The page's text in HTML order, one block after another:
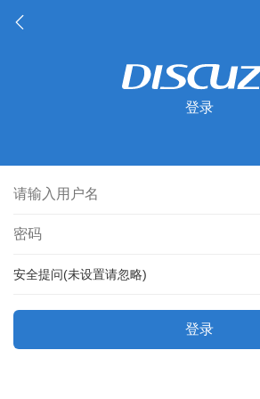
登录
安全提问(未设置请忽略)
登录